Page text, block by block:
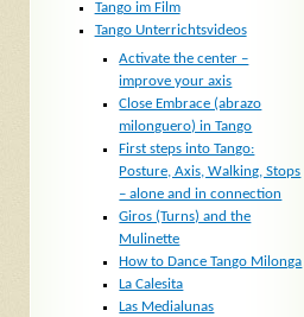
Tango im Film
Tango Unterrichtsvideos
Activate the center –
improve your axis
Close Embrace (abrazo
milonguero) in Tango
First steps into Tango:
Posture, Axis, Walking, Stops
– alone and in connection
Giros (Turns) and the
Mulinette
How to Dance Tango Milonga
La Calesita
Las Medialunas